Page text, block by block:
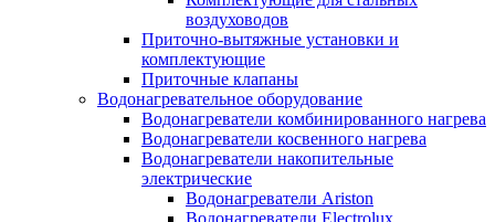
воздуховодов
Приточно-вытяжные установки и
комплектующие
Приточные клапаны
Водонагревательное оборудование
Водонагреватели комбинированного нагрева
Водонагреватели косвенного нагрева
Водонагреватели накопительные
электрические
Водонагреватели Ariston